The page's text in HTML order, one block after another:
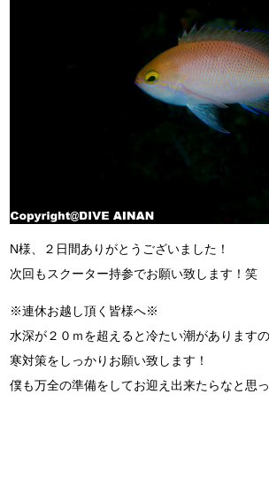
N様、２日間ありがとうございました！
次回もスクーター持参でお願い致します！笑
※連休お越し頂く皆様へ※
水深が２０ｍを超えると冷たい潮があります
寒対策をしっかりお願い致します！
僕も万全の準備をしてお迎え出来たらなと思